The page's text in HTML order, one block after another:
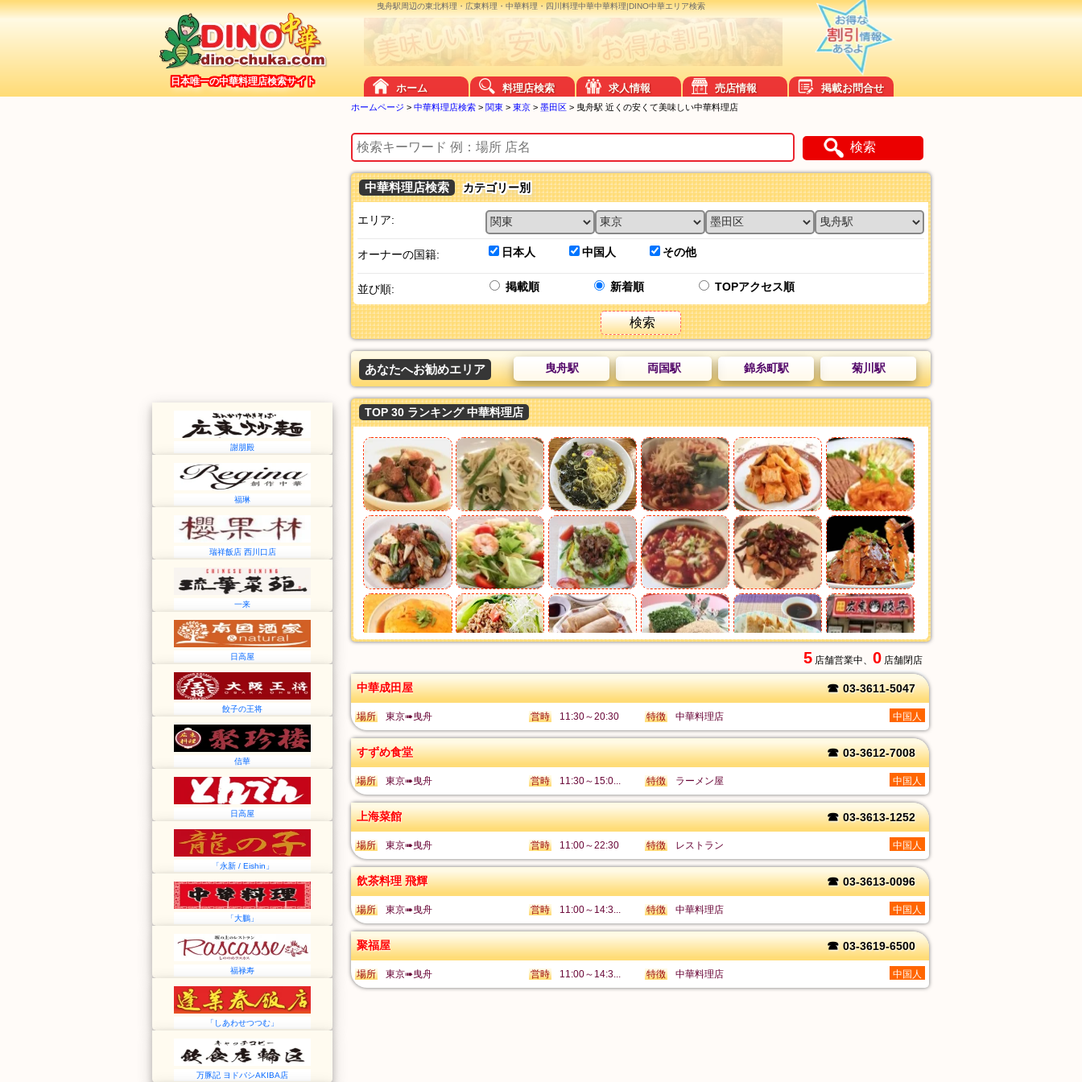
曳舟駅周辺の東北料理・広東料理・中華料理・四川料理中華中華料理|DINO中華エリア検索
日本唯一の中華料理店検索サイト
ホーム 料理店検索 求人情報 売店情報 掲載お問合せ
謝朋殿
福琳
瑞祥飯店 西川口店
一来
日高屋
餃子の王将
信華
日高屋
「永新 / Eishin」
「大鵬」
福禄寿
「しあわせつつむ」
万豚記 ヨドバシAKIBA店
ホームページ > 中華料理店検索 > 関東 > 東京 > 墨田区 > 曳舟駅 近くの安くて美味しい中華料理店
検索
中華料理店検索 カテゴリー別
エリア:
オーナーの国籍: 日本人 中国人 その他
並び順: 掲載順 新着順 TOPアクセス順
検索
あなたへお勧めエリア 菊川駅
錦糸町駅
両国駅
曳舟駅
TOP 30 ランキング 中華料理店
5 店舗営業中、 0 店舗閉店
中華成田屋 ☎ 03-3611-5047
場所 東京➠曳舟 営時 11:30～20:30 特徴 中華料理店 中国人
すずめ食堂 ☎ 03-3612-7008
場所 東京➠曳舟 営時 11:30～15:0... 特徴 ラーメン屋 中国人
上海菜館 ☎ 03-3613-1252
場所 東京➠曳舟 営時 11:00～22:30 特徴 レストラン 中国人
飲茶料理 飛輝 ☎ 03-3613-0096
場所 東京➠曳舟 営時 11:00～14:3... 特徴 中華料理店 中国人
聚福屋 ☎ 03-3619-6500
場所 東京➠曳舟 営時 11:00～14:3... 特徴 中華料理店 中国人